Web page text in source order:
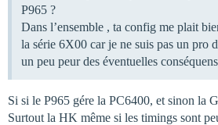
P965 ?
Dans l’ensemble , ta config me plait
la série 6X00 car je ne suis pas un pro
un peu peur des éventuelles
Si si le P965 gére la PC6400, et sinon la
Surtout la HK même si les timings sont